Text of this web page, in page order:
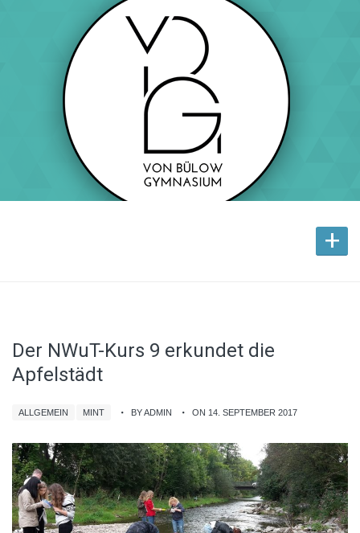
+
Der NWuT-Kurs 9 erkundet die
Apfelstädt
ALLGEMEIN MINT BY ADMIN ON 14. SEPTEMBER 2017